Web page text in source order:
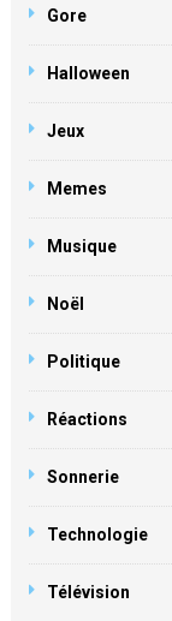
Gore
Halloween
Jeux
Memes
Musique
Noël
Politique
Réactions
Sonnerie
Technologie
Télévision